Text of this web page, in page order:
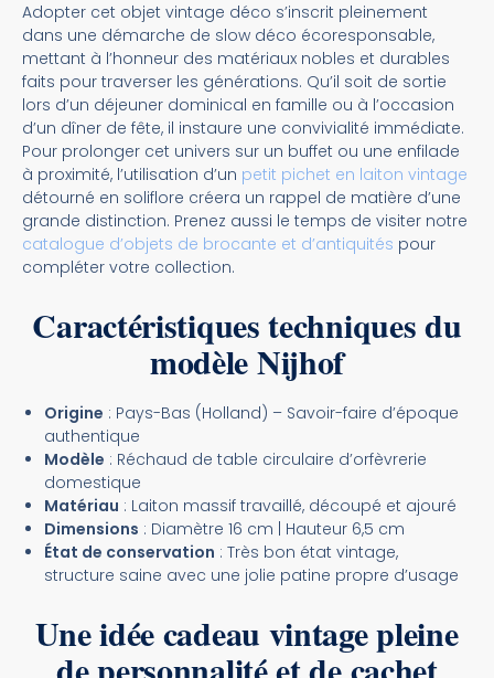
Adopter cet objet vintage déco s’inscrit pleinement
dans une démarche de slow déco écoresponsable,
mettant à l’honneur des matériaux nobles et durables
faits pour traverser les générations. Qu’il soit de sortie
lors d’un déjeuner dominical en famille ou à l’occasion
d’un dîner de fête, il instaure une convivialité immédiate.
Pour prolonger cet univers sur un buffet ou une enfilade
à proximité, l’utilisation d’un petit pichet en laiton vintage
détourné en soliflore créera un rappel de matière d’une
grande distinction. Prenez aussi le temps de visiter notre
catalogue d’objets de brocante et d’antiquités pour
compléter votre collection.
Caractéristiques techniques du
modèle Nijhof
Origine : Pays-Bas (Holland) – Savoir-faire d’époque
authentique
Modèle : Réchaud de table circulaire d’orfèvrerie
domestique
Matériau : Laiton massif travaillé, découpé et ajouré
Dimensions : Diamètre 16 cm | Hauteur 6,5 cm
État de conservation : Très bon état vintage,
structure saine avec une jolie patine propre d’usage
Une idée cadeau vintage pleine